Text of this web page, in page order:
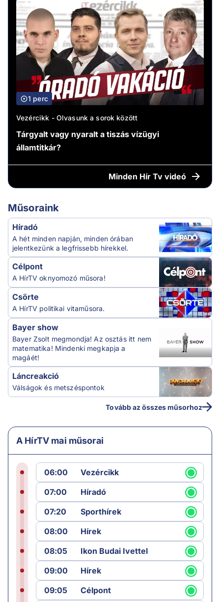
1 perc
Vezércikk - Olvasunk a sorok között
Tárgyalt vagy nyaralt a tiszás vízügyi
államtitkár?
Minden Hír Tv videó
Műsoraink
Híradó
A hét minden napján, minden órában
jelentkezünk a legfrissebb hírekkel.
Célpont
A HírTV oknyomozó műsora!
Csörte
A HírTV politikai vitaműsora.
Bayer show
Bayer Zsolt megmondja! Az osztás itt nem
matematika! Mindenki megkapja a
magáét!
Láncreakció
Válságok és metszéspontok
Tovább az összes műsorhoz
A HírTV mai műsorai
06:00
Vezércikk
07:00
Híradó
07:20
Sporthírek
08:00
Hírek
08:05
Ikon Budai Ivettel
09:00
Hírek
09:05
Célpont